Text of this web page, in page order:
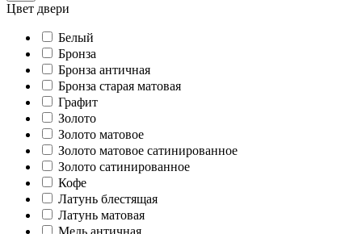
Цвет двери
Белый
Бронза
Бронза античная
Бронза старая матовая
Графит
Золото
Золото матовое
Золото матовое сатинированное
Золото сатинированное
Кофе
Латунь блестящая
Латунь матовая
Медь античная